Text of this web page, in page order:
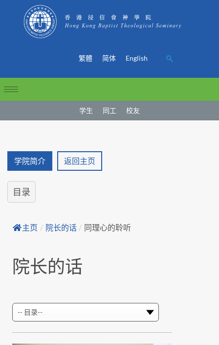
繁體 简体 English
学生 同工 校友
学院简介 返回主页
目录
主页 / 院长的话 / 同理心的聆听
院长的话